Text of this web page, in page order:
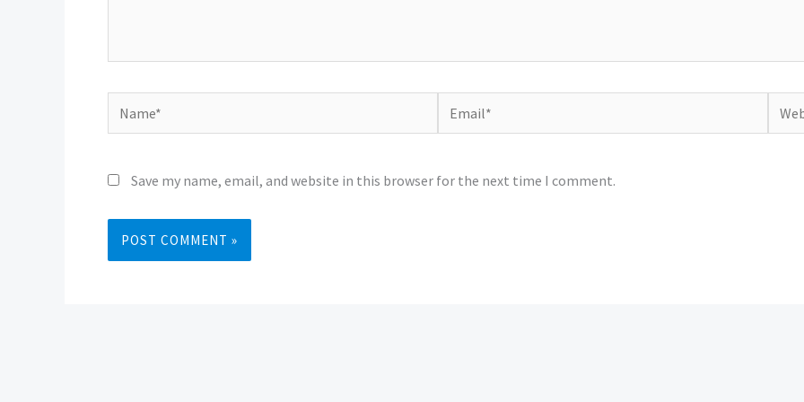
Name* Email*
Save my name, email, and website in this browser for the next time I comment.